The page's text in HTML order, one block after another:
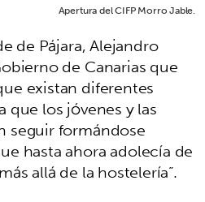
Apertura del CIFP Morro Jable.
de Pájara, Alejandro
de Canarias que
existan diferentes
que los jóvenes y las
seguir formándose
hasta ahora adolecía de
allá de la hostelería”.